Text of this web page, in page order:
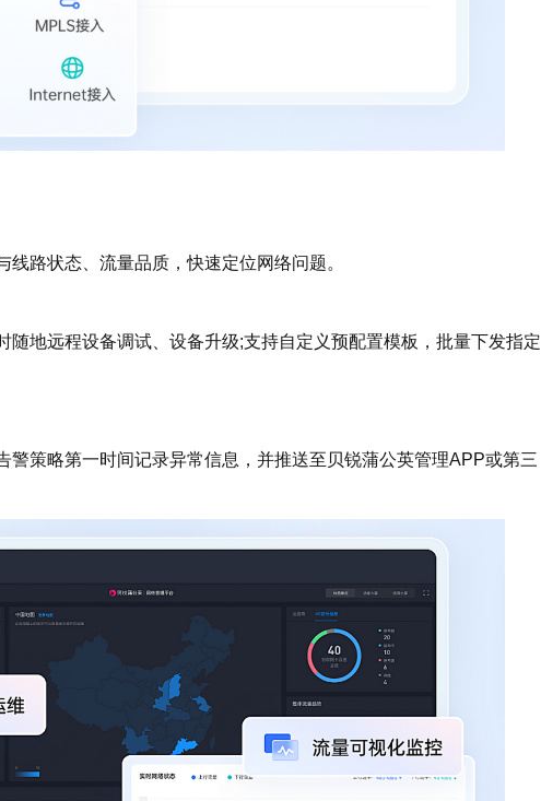
路状态、流量品质，快速定位网络问题。
随地远程设备调试、设备升级;支持自定义预配置模板，批量下发指定
警策略第一时间记录异常信息，并推送至贝锐蒲公英管理APP或第三